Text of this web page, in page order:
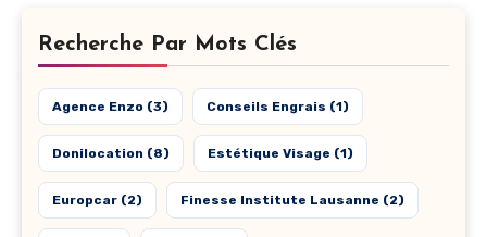
Recherche Par Mots Clés
Agence Enzo (3) Conseils Engrais (1)
Donilocation (8) Estétique Visage (1)
Europcar (2) Finesse Institute Lausanne (2)